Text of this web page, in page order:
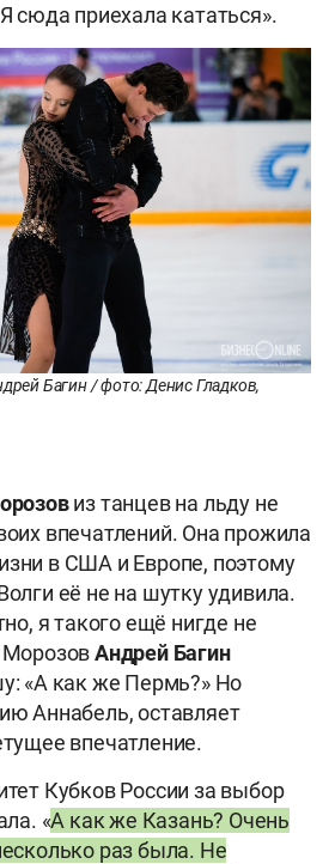
сюда приехала кататься».
Багин / фото: Денис Гладков,
из танцев на льду не
впечатлений. Она прожила
в США и Европе, поэтому
её не на шутку удивила.
я такого ещё нигде не
МорозовАндрей Багин
«А как же Пермь?» Но
Аннабель, оставляет
впечатление.
Кубков России за выбор
«А как же Казань? Очень
раз была. Не